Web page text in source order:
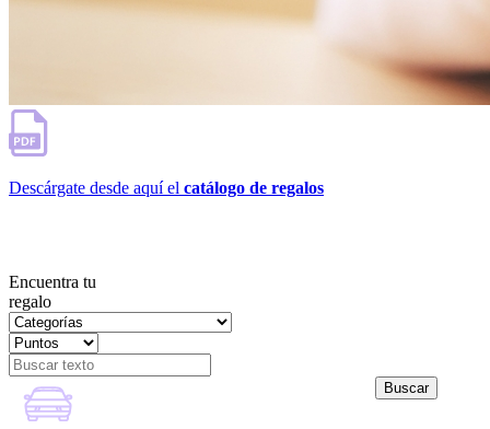
Descárgate desde aquí el catálogo de regalos
Encuentra tu
regalo